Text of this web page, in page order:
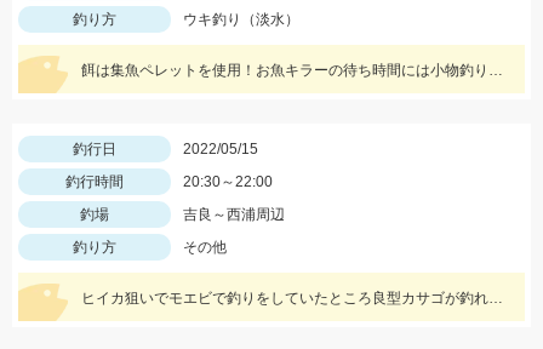
釣り方
ウキ釣り（淡水）
餌は集魚ペレットを使用！お魚キラーの待ち時間には小物釣りをして楽しみましょう！
釣行日
2022/05/15
釣行時間
20:30～22:00
釣場
吉良～西浦周辺
釣り方
その他
ヒイカ狙いでモエビで釣りをしていたところ良型カサゴが釣れました！